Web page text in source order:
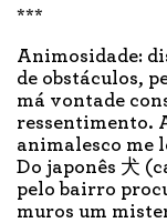
***
Animosidade:
de obstáculos,
má vontade
ressentimento.
animalesco me
Do japonês ⽝
pelo bairro
muros um